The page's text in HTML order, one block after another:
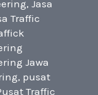
, Jasa
Traffic
Jawa
, pusat
Traffic